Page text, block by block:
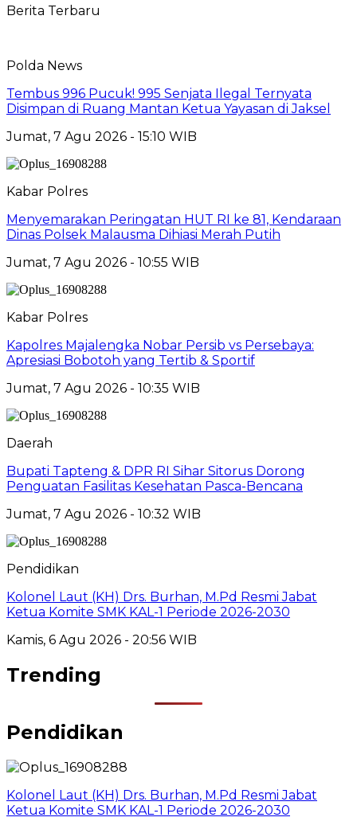
Berita Terbaru
Polda News
Tembus 996 Pucuk! 995 Senjata Ilegal Ternyata
Disimpan di Ruang Mantan Ketua Yayasan di Jaksel
Jumat, 7 Agu 2026 - 15:10 WIB
Kabar Polres
Menyemarakan Peringatan HUT RI ke 81, Kendaraan
Dinas Polsek Malausma Dihiasi Merah Putih
Jumat, 7 Agu 2026 - 10:55 WIB
Kabar Polres
Kapolres Majalengka Nobar Persib vs Persebaya:
Apresiasi Bobotoh yang Tertib & Sportif
Jumat, 7 Agu 2026 - 10:35 WIB
Daerah
Bupati Tapteng & DPR RI Sihar Sitorus Dorong
Penguatan Fasilitas Kesehatan Pasca-Bencana
Jumat, 7 Agu 2026 - 10:32 WIB
Pendidikan
Kolonel Laut (KH) Drs. Burhan, M.Pd Resmi Jabat
Ketua Komite SMK KAL-1 Periode 2026-2030
Kamis, 6 Agu 2026 - 20:56 WIB
Trending
Pendidikan
Kolonel Laut (KH) Drs. Burhan, M.Pd Resmi Jabat
Ketua Komite SMK KAL-1 Periode 2026-2030